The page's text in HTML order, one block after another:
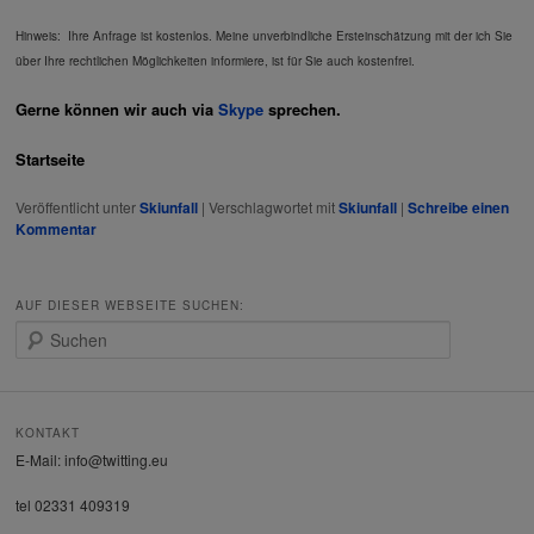
Hinweis: Ihre Anfrage ist kostenlos. Meine unverbindliche Ersteinschätzung mit der ich Sie
über Ihre rechtlichen Möglichkeiten informiere, ist für Sie auch kostenfrei.
Gerne können wir auch via Skype sprechen.
Startseite
Veröffentlicht unter Skiunfall |Verschlagwortet mit Skiunfall |Schreibe einen
Kommentar
AUF DIESER WEBSEITE SUCHEN:
KONTAKT
E-Mail: info@twitting.eu
tel 02331 409319